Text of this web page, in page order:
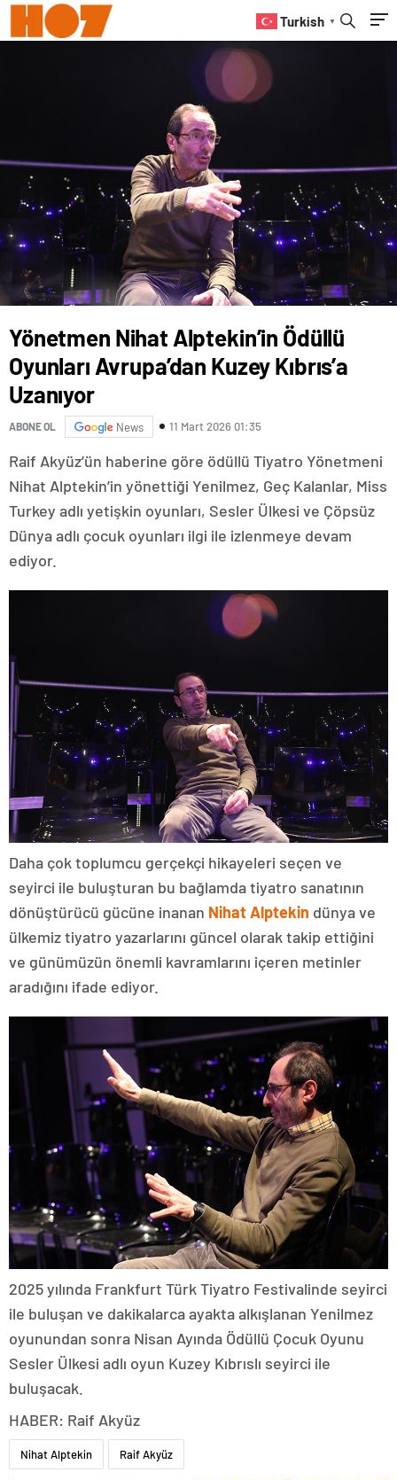
Turkish ▼
Uzanıyor
Yönetmen Nihat Alptekin’in Ödüllü
Oyunları Avrupa’dan Kuzey Kıbrıs’a
Uzanıyor
ABONE OL News 11 Mart 2026 01:35
Raif Akyüz’ün haberine göre ödüllü Tiyatro Yönetmeni
Nihat Alptekin’in yönettiği Yenilmez, Geç Kalanlar, Miss
Turkey adlı yetişkin oyunları, Sesler Ülkesi ve Çöpsüz
Dünya adlı çocuk oyunları ilgi ile izlenmeye devam
ediyor.
Daha çok toplumcu gerçekçi hikayeleri seçen ve
seyirci ile buluşturan bu bağlamda tiyatro sanatının
dönüştürücü gücüne inanan Nihat Alptekin dünya ve
ülkemiz tiyatro yazarlarını güncel olarak takip ettiğini
ve günümüzün önemli kavramlarını içeren metinler
aradığını ifade ediyor.
2025 yılında Frankfurt Türk Tiyatro Festivalinde seyirci
ile buluşan ve dakikalarca ayakta alkışlanan Yenilmez
oyunundan sonra Nisan Ayında Ödüllü Çocuk Oyunu
Sesler Ülkesi adlı oyun Kuzey Kıbrıslı seyirci ile
buluşacak.
HABER: Raif Akyüz
Nihat Alptekin Raif Akyüz